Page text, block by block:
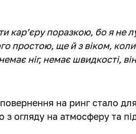
карʼєру поразкою, бо я не
простою, ще й з віком, коли
ніг, немає швидкості,
на ринг стало
огляду на атмосферу та